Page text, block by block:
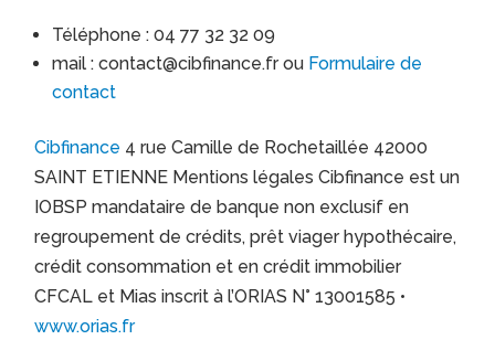
Téléphone : 04 77 32 32 09
mail : contact@cibfinance.fr ou Formulaire de
contact
Cibfinance 4 rue Camille de Rochetaillée 42000
SAINT ETIENNE Mentions légales Cibfinance est un
IOBSP mandataire de banque non exclusif en
regroupement de crédits, prêt viager hypothécaire,
crédit consommation et en crédit immobilier
CFCAL et Mias inscrit à l’ORIAS N° 13001585 •
www.orias.fr